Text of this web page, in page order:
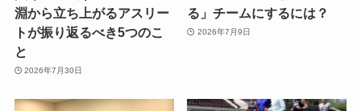
淵から立ち上がるアスリー
トが振り返るべき5つのこ
と
2026年7月30日
る」チームにするには？
2026年7月9日